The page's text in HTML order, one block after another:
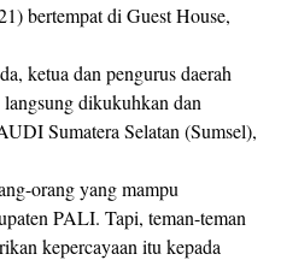
bertempat di Guest House,
ketua dan pengurus daerah
dikukuhkan dan
Sumatera Selatan (Sumsel),
orang yang mampu
PALI. Tapi, teman-teman
kepercayaan itu kepada